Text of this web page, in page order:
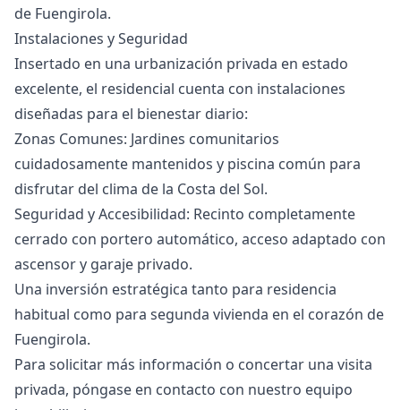
de Fuengirola.
Instalaciones y Seguridad
Insertado en una urbanización privada en estado
excelente, el residencial cuenta con instalaciones
diseñadas para el bienestar diario:
Zonas Comunes: Jardines comunitarios
cuidadosamente mantenidos y piscina común para
disfrutar del clima de la Costa del Sol.
Seguridad y Accesibilidad: Recinto completamente
cerrado con portero automático, acceso adaptado con
ascensor y garaje privado.
Una inversión ‌estratégica ‌tanto ‌para ‌residencia
‌habitual como para segunda vivienda ‌en ‌el ‌corazón de
Fuengirola.
Para ‌solicitar ‌más ‌información ‌o concertar ‌una visita
privada, ‌póngase ‌en ‌contacto ‌con ‌nuestro ‌equipo